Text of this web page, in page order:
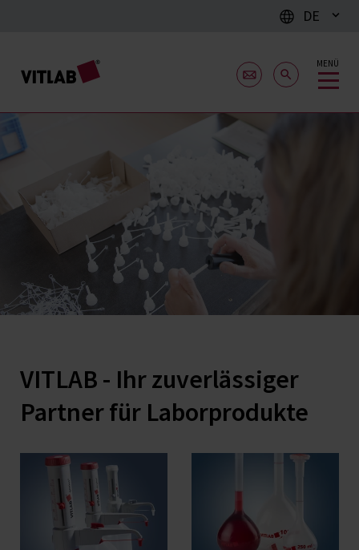
DE
MENÜ
VITLAB - Ihr zuverlässiger
Partner für Laborprodukte